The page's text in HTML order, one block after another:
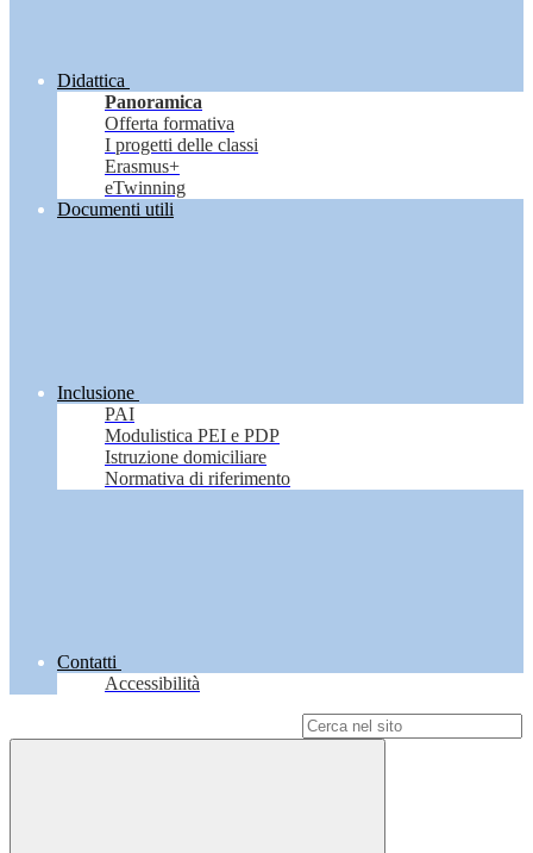
Didattica
Panoramica
Offerta formativa
I progetti delle classi
Erasmus+
eTwinning
Documenti utili
Inclusione
PAI
Modulistica PEI e PDP
Istruzione domiciliare
Normativa di riferimento
Contatti
Accessibilità